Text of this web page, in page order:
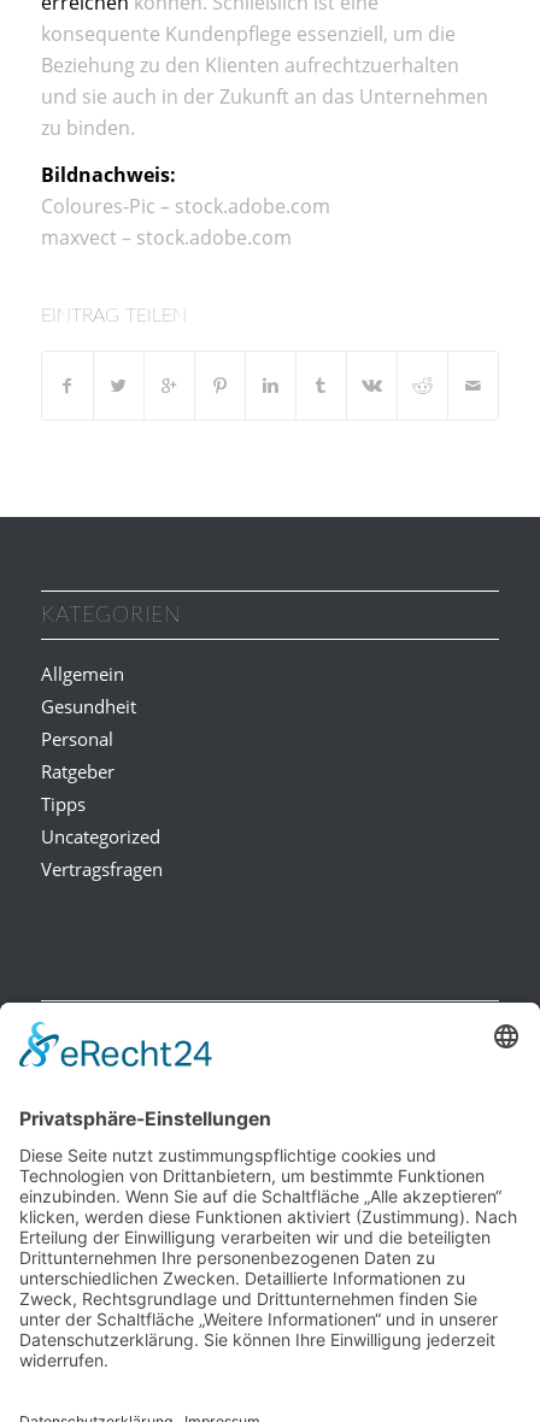
konsequente Kundenpflege essenziell, um die
Beziehung zu den Klienten aufrechtzuerhalten
und sie auch in der Zukunft an das Unternehmen
zu binden.
Bildnachweis:
Coloures-Pic – stock.adobe.com
maxvect – stock.adobe.com
EINTRAG TEILEN
KATEGORIEN
Allgemein
Gesundheit
Personal
Ratgeber
Tipps
Uncategorized
Vertragsfragen
NEUESTE BEITRÄGE
Finanzierungslücken entlarvt: So vermeiden Sie teure
Überraschungen bei Immobilieninvestitionen
Wie Ihr Unternehmen mit cleverer Ressourcenschonung
Betriebskosten spürbar senkt
Warum herkömmliche Methoden an ihre Grenzen stoßen –
und wo echte Hautstraffung beginnt